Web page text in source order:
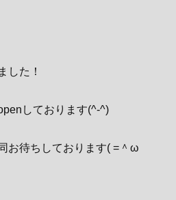
した！
しております(^-^)
お待ちしております( =＾ω